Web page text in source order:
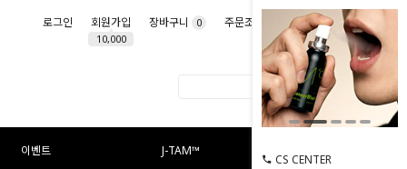
로그인 회원가입
10,000
장바구니 0 주문조회 마이페이지
이벤트 J-TAM™
CS CENTER